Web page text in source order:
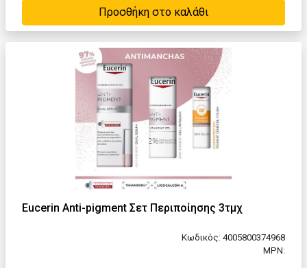
Προσθήκη στο καλάθι
Eucerin Anti-pigment Σετ Περιποίησης 3τμχ
Κωδικός: 4005800374968
MPN: